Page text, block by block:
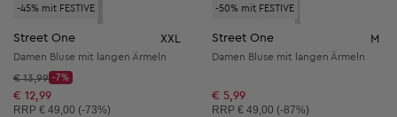
-45% mit FESTIVE
Street One XXL
Damen Bluse mit langen Ärmeln
Startpreis:
€ 13,99
Discount Price:
-7%
Reduzierter Preis:
€ 12,99
Unverbindliche Preisempfehlung:
RRP € 49,00 (-73%)
-50% mit FESTIVE
Street One M
Damen Bluse mit langen Ärmeln
€ 5,99
Unverbindliche Preisempfehlung:
RRP € 49,00 (-87%)